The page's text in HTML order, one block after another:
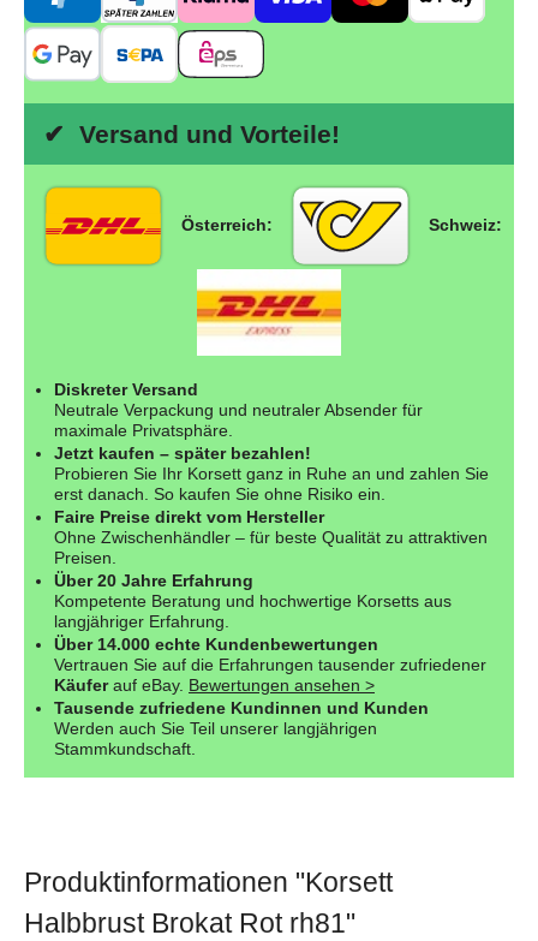
✔ Versand und Vorteile!
Österreich: Schweiz:
Diskreter Versand
Neutrale Verpackung und neutraler Absender für
maximale Privatsphäre.
Jetzt kaufen – später bezahlen!
Probieren Sie Ihr Korsett ganz in Ruhe an und zahlen Sie
erst danach. So kaufen Sie ohne Risiko ein.
Faire Preise direkt vom Hersteller
Ohne Zwischenhändler – für beste Qualität zu attraktiven
Preisen.
Über 20 Jahre Erfahrung
Kompetente Beratung und hochwertige Korsetts aus
langjähriger Erfahrung.
Über 14.000 echte Kundenbewertungen
Vertrauen Sie auf die Erfahrungen tausender zufriedener
Käuferauf eBay. Bewertungen ansehen >
Tausende zufriedene Kundinnen und Kunden
Werden auch Sie Teil unserer langjährigen
Stammkundschaft.
Produktinformationen "Korsett
Halbbrust Brokat Rot rh81"